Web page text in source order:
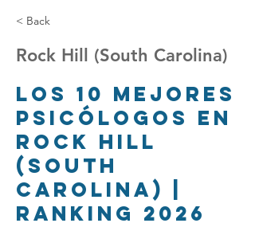
< Back
Rock Hill (South Carolina)
Los 10 Mejores
Psicólogos en
Rock Hill
(South
Carolina) |
Ranking 2026